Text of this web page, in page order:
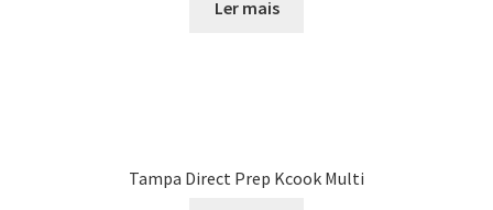
Ler mais
Tampa Direct Prep Kcook Multi